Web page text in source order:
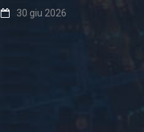
30 giu 2026